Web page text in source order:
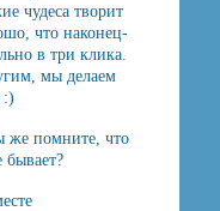
чудеса творит
что наконец-
в три клика.
мы делаем
:)
же помните, что